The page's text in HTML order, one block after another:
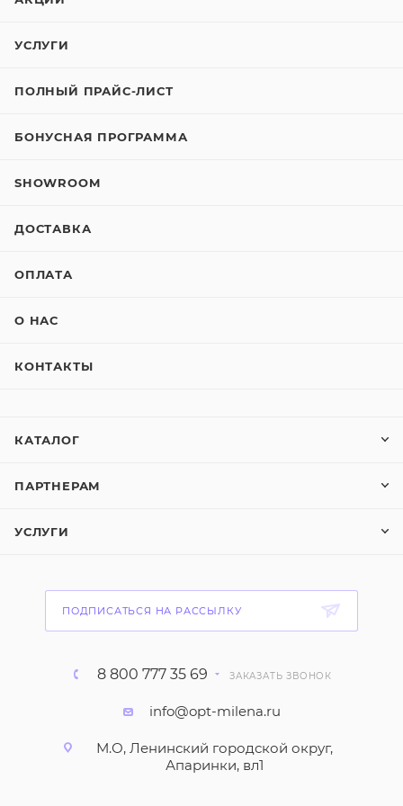
УСЛУГИ
ПОЛНЫЙ ПРАЙС-ЛИСТ
БОНУСНАЯ ПРОГРАММА
SHOWROOM
ДОСТАВКА
ОПЛАТА
О НАС
КОНТАКТЫ
КАТАЛОГ
ПАРТНЕРАМ
УСЛУГИ
ПОДПИСАТЬСЯ НА РАССЫЛКУ
8 800 777 35 69 ЗАКАЗАТЬ ЗВОНОК
info@opt-milena.ru
М.О, Ленинский городской округ,
Апаринки, вл1